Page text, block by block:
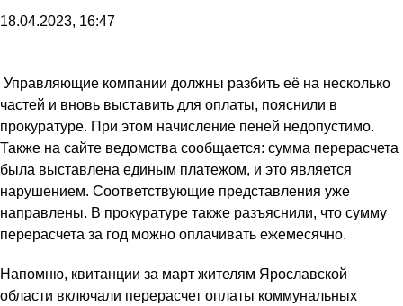
18.04.2023, 16:47
Управляющие компании должны разбить её на несколько
частей и вновь выставить для оплаты, пояснили в
прокуратуре. При этом начисление пеней недопустимо.
Также на сайте ведомства сообщается: сумма перерасчета
была выставлена единым платежом, и это является
нарушением. Соответствующие представления уже
направлены. В прокуратуре также разъяснили, что сумму
перерасчета за год можно оплачивать ежемесячно.
Напомню, квитанции за март жителям Ярославской
области включали перерасчет оплаты коммунальных